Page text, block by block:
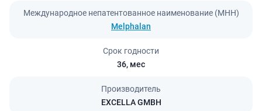
Международное непатентованное наименование (МНН)
Melphalan
Срок годности
36, мес
Производитель
EXCELLA GMBH